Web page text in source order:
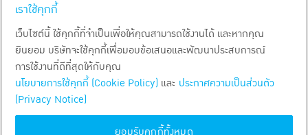
TH EN
สงวนลิขสิทธิ์ พ.ศ.2569
เราใช้คุกกี้
เว็บไซต์นี้ ใช้คุกกี้ที่จำเป็นเพื่อให้คุณสามารถใช้งานได้ และหากคุณ
ยินยอม บริษัทจะใช้คุกกี้เพื่อมอบข้อเสนอและพัฒนาประสบการณ์
การใช้งานที่ดีที่สุดให้กับคุณ
นโยบายการใช้คุกกี้ (Cookie Policy) และ ประกาศความเป็นส่วนตัว
(Privacy Notice)